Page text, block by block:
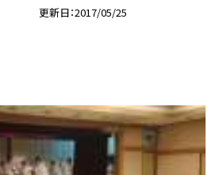
更新日 2017/05/25